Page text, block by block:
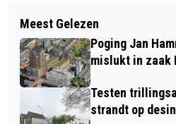
TATA VRAAGT
VERGROENING AAN
INCOMPLETE MER
TIJDELIJK
INGANG FLAT
Meest Gelezen
Poging Jan
mislukt in zaak
Testen
strandt op